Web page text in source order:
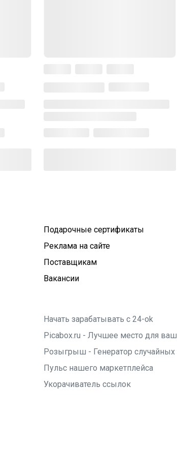
Подарочные сертификаты
Реклама на сайте
Поставщикам
Вакансии
Начать зарабатывать с 24-ok
Picabox.ru - Лучшее место для
Розыгрыш - Генератор случайных
Пульс нашего маркетплейса
Укорачиватель ссылок